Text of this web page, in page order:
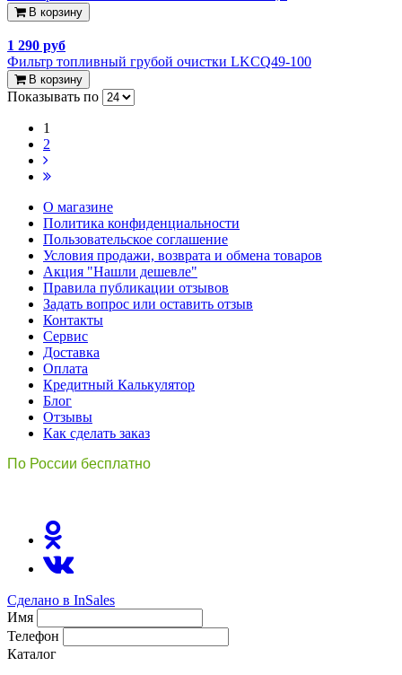
В корзину
1 290 руб
Фильтр топливный грубой очистки LKCQ49-100
В корзину
Показывать по
1
2
О магазине
Политика конфиденциальности
Пользовательское соглашение
Условия продажи, возврата и обмена товаров
Акция "Нашли дешевле"
Правила публикации отзывов
Задать вопрос или оставить отзыв
Контакты
Сервис
Доставка
Оплата
Кредитный Калькулятор
Блог
Отзывы
Как сделать заказ
По России бесплатно
Сделано в InSales
Имя
Телефон
Каталог